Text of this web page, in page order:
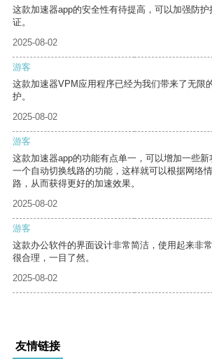
这款加速器app的安全性有待提高，可以加强防
证。
2025-08-02
游客
这款加速器VPM应用程序已经为我们带来了无限
护。
2025-08-02
游客
这款加速器app的功能有点单一，可以增加一些
一个自动切换线路的功能，这样就可以根据网络
路，从而获得更好的加速效果。
2025-08-02
游客
这款办公软件的界面设计非常简洁，使用起来非
很合理，一目了然。
2025-08-02
友情链接